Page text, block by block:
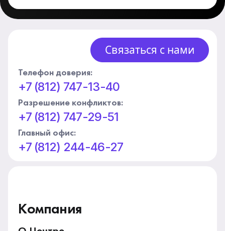
Связаться с нами
Телефон доверия:
+7 (812) 747-13-40
Разрешение конфликтов:
+7 (812) 747-29-51
Главный офис:
+7 (812) 244-46-27
Компания